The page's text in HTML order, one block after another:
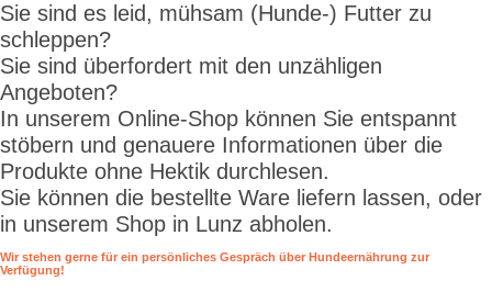
Sie sind es leid, mühsam (Hunde-) Futter zu
schleppen?
Sie sind überfordert mit den unzähligen
Angeboten?
In unserem Online-Shop können Sie entspannt
stöbern und genauere Informationen über die
Produkte ohne Hektik durchlesen.
Sie können die bestellte Ware liefern lassen, oder
in unserem Shop in Lunz abholen.
Wir stehen gerne für ein persönliches Gespräch über Hundeernährung zur
Verfügung!